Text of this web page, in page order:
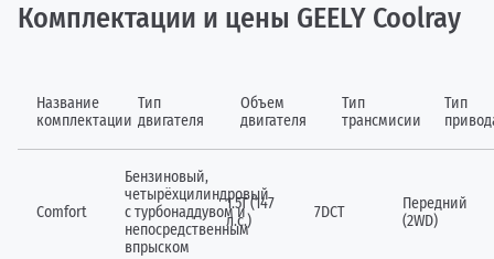
Комплектации и цены GEELY Coolray
Название
комплектации
Тип
двигателя
Объем
двигателя
Тип
трансмисии
Тип
Comfort
Бензиновый,
четырёхцилиндровый
c турбонаддувом и
непосредственным
впрыском
1.5Т (147
л.с.)
7DCT
Передний
(2WD)